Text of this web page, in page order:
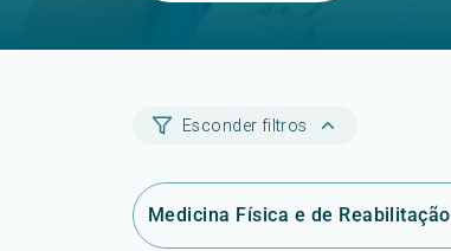
Esconder filtros
Medicina Física e de Reabilitação